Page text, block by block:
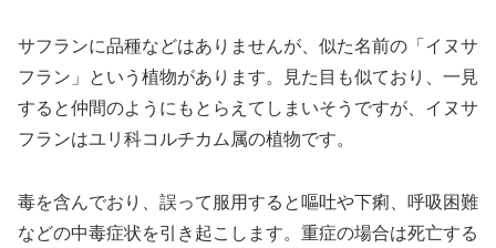
サフランに品種などはありませんが、似た名前の「イヌサ
フラン」という植物があります。見た目も似ており、一見
すると仲間のようにもとらえてしまいそうですが、イヌサ
フランはユリ科コルチカム属の植物です。
毒を含んでおり、誤って服用すると嘔吐や下痢、呼吸困難
などの中毒症状を引き起こします。重症の場合は死亡する